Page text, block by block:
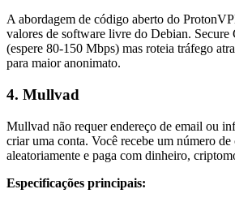
A abordagem de código aberto do
valores de software livre do Debian. Secure
(espere 80-150 Mbps) mas roteia tráfego
para maior anonimato.
4. Mullvad
Mullvad não requer endereço de email ou
criar uma conta. Você recebe um número de
aleatoriamente e paga com dinheiro,
Especificações principais: